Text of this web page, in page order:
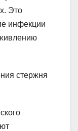
Это
инфекции
стержня